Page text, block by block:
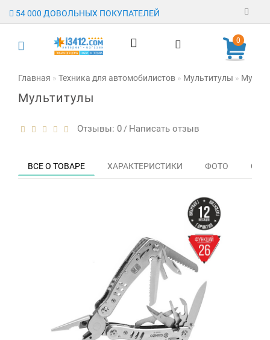
54 000 ДОВОЛЬНЫХ ПОКУПАТЕЛЕЙ
Регистрация
Авторизация
О магазине
Заявка на
опт
Контакты
Мои
закладки
0
Главная Техника для автомобилистов Мультитулы
Мультитулы
Отзывы: 0 / Написать отзыв
ВСЕ О ТОВАРЕ ХАРАКТЕРИСТИКИ ФОТО